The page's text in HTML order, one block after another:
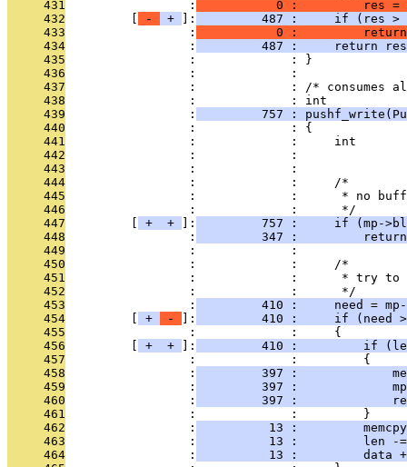
     431
                 :
0 :         res =
     432
- + ]:
487 :     if (res >
     433
                 :
0 :
     434
                 :
487 :     return
     435
                 :             : }
     436
                 :             :
     437
:             : /* consumes
     438
                 :             : int
     439
                 :
757 :
     440
                 :             : {
     441
:             :     int
     442
:             :
     443
                 :             :
     444
                 :             :     /*
     445
:             :      * no
     446
                 :             :      */
     447
+ + ]:
757 :     if (mp-
     448
                 :
347 :
     449
                 :             :
     450
                 :             :     /*
     451
:             :      * try to
     452
                 :             :      */
     453
                 :
410 :     need =
     454
+ - ]:
410 :     if (need
     455
                 :             :     {
     456
+ + ]:
410 :         if
     457
                 :             :         {
     458
                 :
397 :
     459
                 :
397 :
     460
                 :
397 :
     461
                 :             :         }
     462
                 :
13 :
     463
                 :
13 :         len -
     464
                 :
13 :         data